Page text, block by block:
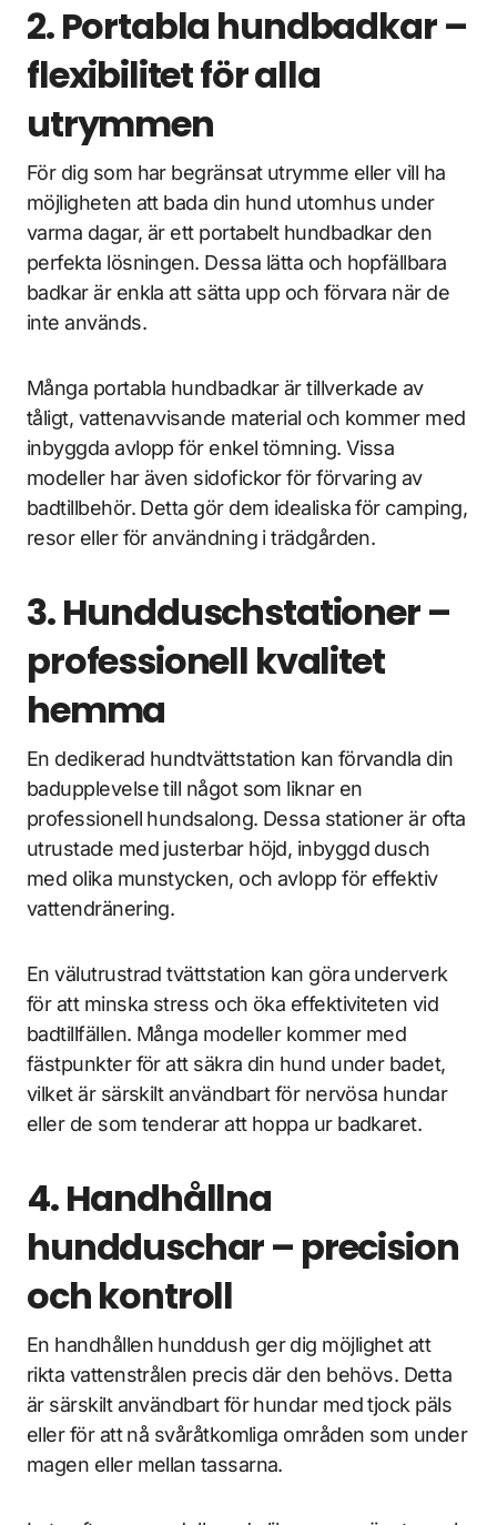
2. Portabla hundbadkar –
flexibilitet för alla
utrymmen
För dig som har begränsat utrymme eller vill ha
möjligheten att bada din hund utomhus under
varma dagar, är ett portabelt hundbadkar den
perfekta lösningen. Dessa lätta och hopfällbara
badkar är enkla att sätta upp och förvara när de
inte används.
Många portabla hundbadkar är tillverkade av
tåligt, vattenavvisande material och kommer med
inbyggda avlopp för enkel tömning. Vissa
modeller har även sidofickor för förvaring av
badtillbehör. Detta gör dem idealiska för camping,
resor eller för användning i trädgården.
3. Hundduschstationer –
professionell kvalitet
hemma
En dedikerad hundtvättstation kan förvandla din
badupplevelse till något som liknar en
professionell hundsalong. Dessa stationer är ofta
utrustade med justerbar höjd, inbyggd dusch
med olika munstycken, och avlopp för effektiv
vattendränering.
En välutrustrad tvättstation kan göra underverk
för att minska stress och öka effektiviteten vid
badtillfällen. Många modeller kommer med
fästpunkter för att säkra din hund under badet,
vilket är särskilt användbart för nervösa hundar
eller de som tenderar att hoppa ur badkaret.
4. Handhållna
hundduschar – precision
och kontroll
En handhållen hunddush ger dig möjlighet att
rikta vattenstrålen precis där den behövs. Detta
är särskilt användbart för hundar med tjock päls
eller för att nå svåråtkomliga områden som under
magen eller mellan tassarna.